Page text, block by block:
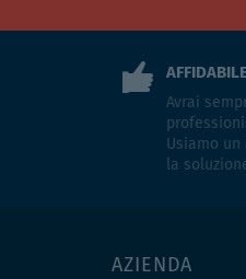
Avrai
Usiamo
la
AZIENDA